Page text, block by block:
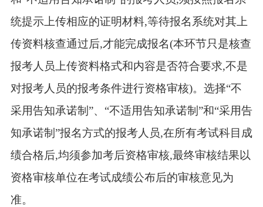
统提示上传相应的证明材料,等待报名系统对其上
传资料核查通过后,才能完成报名(本环节只是核查
报考人员上传资料格式和内容是否符合要求,不是
对报考人员的报考条件进行资格审核)。选择“不
采用告知承诺制”、“不适用告知承诺制”和“采用告
知承诺制”报名方式的报考人员,在所有考试科目成
绩合格后,均须参加考后资格审核,最终审核结果以
资格审核单位在考试成绩公布后的审核意见为
准。